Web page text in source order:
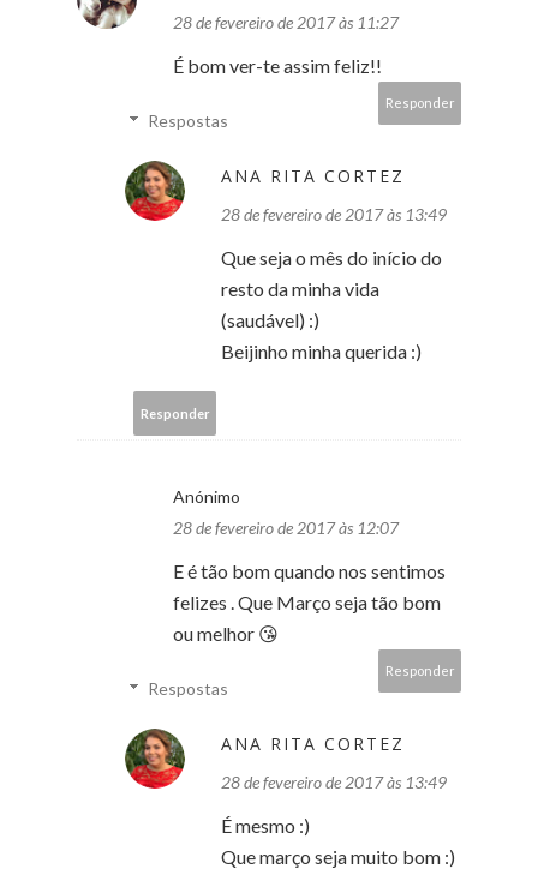
28 de fevereiro de 2017 às 11:27
É bom ver-te assim feliz!!
Responder
Respostas
ANA RITA CORTEZ
28 de fevereiro de 2017 às 13:49
Que seja o mês do início do
resto da minha vida
(saudável) :)
Beijinho minha querida :)
Responder
Anónimo
28 de fevereiro de 2017 às 12:07
E é tão bom quando nos sentimos
felizes . Que Março seja tão bom
ou melhor 😘
Responder
Respostas
ANA RITA CORTEZ
28 de fevereiro de 2017 às 13:49
É mesmo :)
Que março seja muito bom :)